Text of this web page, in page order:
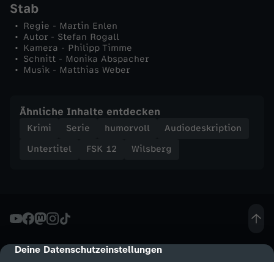
cmp-dialog-description
Deine Datenschutzeinstellungen
Stab
Regie - Martin Enlen
Autor - Stefan Rogall
Kamera - Philipp Timme
Schnitt - Monika Abspacher
Musik - Matthias Weber
Ähnliche Inhalte entdecken
Krimi Serie humorvoll
Audiodeskription
Untertitel
FSK 12 Wilsberg